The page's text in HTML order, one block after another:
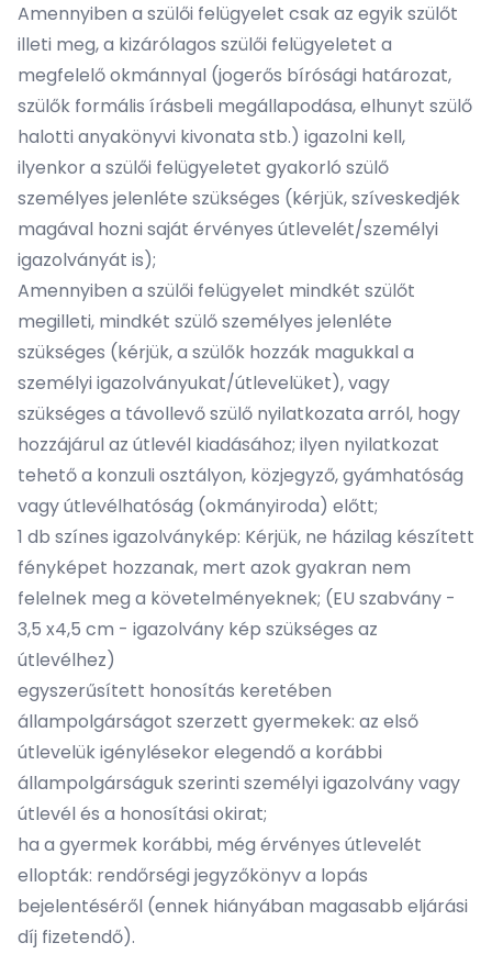
Amennyiben a szülői felügyelet csak az egyik szülőt
illeti meg, a kizárólagos szülői felügyeletet a
megfelelő okmánnyal (jogerős bírósági határozat,
szülők formális írásbeli megállapodása, elhunyt szülő
halotti anyakönyvi kivonata stb.) igazolni kell,
ilyenkor a szülői felügyeletet gyakorló szülő
személyes jelenléte szükséges (kérjük, szíveskedjék
magával hozni saját érvényes útlevelét/személyi
igazolványát is);
Amennyiben a szülői felügyelet mindkét szülőt
megilleti, mindkét szülő személyes jelenléte
szükséges (kérjük, a szülők hozzák magukkal a
személyi igazolványukat/útlevelüket), vagy
szükséges a távollevőszülő nyilatkozata arról, hogy
hozzájárul az útlevél kiadásához; ilyen nyilatkozat
tehető a konzuli osztályon, közjegyző, gyámhatóság
vagy útlevélhatóság (okmányiroda) előtt;
1 db színes igazolványkép: Kérjük, ne házilag készített
fényképet hozzanak, mert azok gyakran nem
felelnek meg a követelményeknek; (EU szabvány -
3,5 x4,5 cm - igazolvány kép szükséges az
útlevélhez)
egyszerűsített honosítás keretében
állampolgárságot szerzett gyermekek: az első
útlevelük igénylésekor elegendő a korábbi
állampolgárságuk szerinti személyi igazolvány vagy
útlevél és a honosítási okirat;
ha a gyermek korábbi, még érvényes útlevelét
ellopták: rendőrségi jegyzőkönyv a lopás
bejelentéséről (ennek hiányában magasabb eljárási
díj fizetendő).